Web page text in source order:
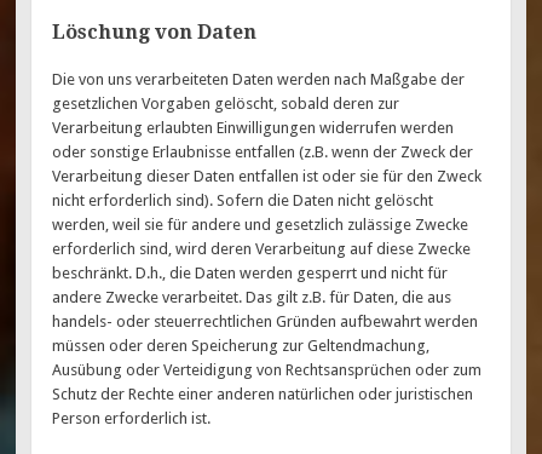
Löschung von Daten
Die von uns verarbeiteten Daten werden nach Maßgabe der
gesetzlichen Vorgaben gelöscht, sobald deren zur
Verarbeitung erlaubten Einwilligungen widerrufen werden
oder sonstige Erlaubnisse entfallen (z.B. wenn der Zweck der
Verarbeitung dieser Daten entfallen ist oder sie für den Zweck
nicht erforderlich sind). Sofern die Daten nicht gelöscht
werden, weil sie für andere und gesetzlich zulässige Zwecke
erforderlich sind, wird deren Verarbeitung auf diese Zwecke
beschränkt. D.h., die Daten werden gesperrt und nicht für
andere Zwecke verarbeitet. Das gilt z.B. für Daten, die aus
handels- oder steuerrechtlichen Gründen aufbewahrt werden
müssen oder deren Speicherung zur Geltendmachung,
Ausübung oder Verteidigung von Rechtsansprüchen oder zum
Schutz der Rechte einer anderen natürlichen oder juristischen
Person erforderlich ist.